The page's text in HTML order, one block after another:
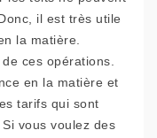
il est très utile
la matière.
ces opérations.
en la matière et
tarifs qui sont
vous voulez des